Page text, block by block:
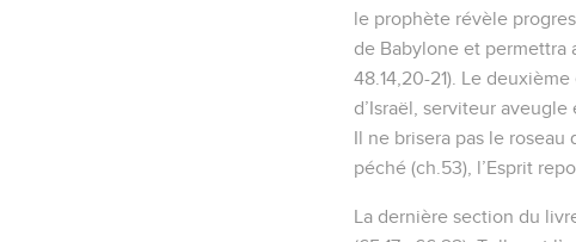
le prophète révèle
de Babylone et permettra
48.14,20-21). Le deuxième
d’Israël, serviteur aveugle
Il ne brisera pas le
péché (ch.53), l’Esprit
La dernière section du